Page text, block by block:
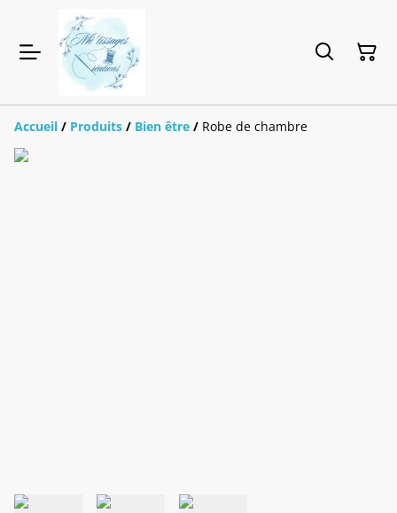
Accueil / Produits / Bien être / Robe de chambre